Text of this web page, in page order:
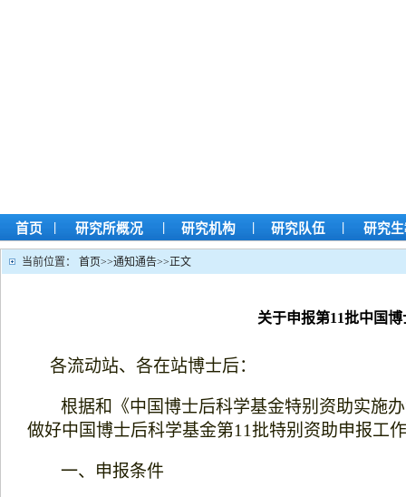
首页 | 研究所概况 | 研究机构 | 研究队伍 | 研究
当前位置： 首页>>通知通告>>正文
关于申报第11批中国
各流动站、各在站博士后：
根据和《中国博士后科学基金特别资助实施
做好中国博士后科学基金第11批特别资助申报工
一、申报条件